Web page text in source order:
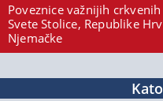
Poveznice važnijih
Svete Stolice, Republike
Njemačke